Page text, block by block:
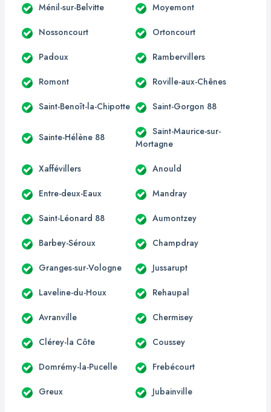
Ménil-sur-Belvitte Moyemont
Nossoncourt Ortoncourt
Padoux Rambervillers
Romont Roville-aux-Chênes
Saint-Benoît-la-Chipotte Saint-Gorgon 88
Sainte-Hélène 88
Saint-Maurice-sur-
Mortagne
Xaffévillers Anould
Entre-deux-Eaux Mandray
Saint-Léonard 88 Aumontzey
Barbey-Séroux Champdray
Granges-sur-Vologne Jussarupt
Laveline-du-Houx Rehaupal
Avranville Chermisey
Clérey-la Côte Coussey
Domrémy-la-Pucelle Frebécourt
Greux Jubainville